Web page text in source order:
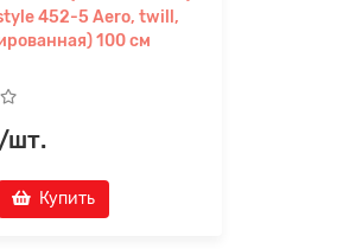
452-5 Aero, twill,
100 см
шт.
Купить